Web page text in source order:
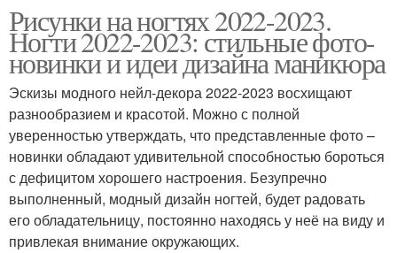
Рисунки на ногтях 2022-2023.
Ногти 2022-2023: стильные фото-
новинки и идеи дизайна маникюра
Эскизы модного нейл-декора 2022-2023 восхищают
разнообразием и красотой. Можно с полной
уверенностью утверждать, что представленные фото –
новинки обладают удивительной способностью бороться
с дефицитом хорошего настроения. Безупречно
выполненный, модный дизайн ногтей, будет радовать
его обладательницу, постоянно находясь у неё на виду и
привлекая внимание окружающих.